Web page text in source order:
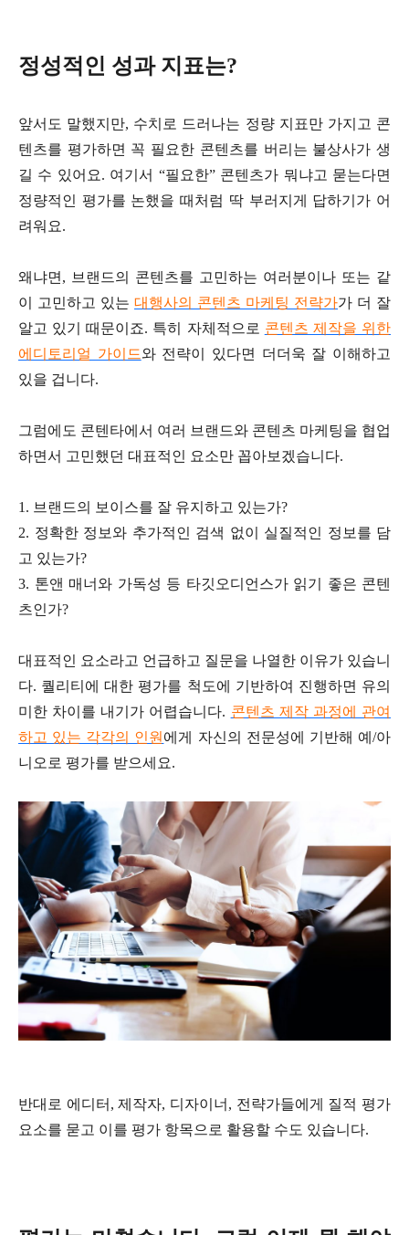
정성적인 성과 지표는?
앞서도 말했지만, 수치로 드러나는 정량 지표만 가지고 콘
텐츠를 평가하면 꼭 필요한 콘텐츠를 버리는 불상사가 생
길 수 있어요. 여기서 “필요한” 콘텐츠가 뭐냐고 묻는다면
정량적인 평가를 논했을 때처럼 딱 부러지게 답하기가 어
려워요.
왜냐면, 브랜드의 콘텐츠를 고민하는 여러분이나 또는 같
이 고민하고 있는 대행사의 콘텐츠 마케팅 전략가가 더 잘
알고 있기 때문이죠. 특히 자체적으로 콘텐츠 제작을 위한
에디토리얼 가이드와 전략이 있다면 더더욱 잘 이해하고
있을 겁니다.
그럼에도 콘텐타에서 여러 브랜드와 콘텐츠 마케팅을 협업
하면서 고민했던 대표적인 요소만 꼽아보겠습니다.
1. 브랜드의 보이스를 잘 유지하고 있는가?
2. 정확한 정보와 추가적인 검색 없이 실질적인 정보를 담
고 있는가?
3. 톤앤 매너와 가독성 등 타깃오디언스가 읽기 좋은 콘텐
츠인가?
대표적인 요소라고 언급하고 질문을 나열한 이유가 있습니
다. 퀄리티에 대한 평가를 척도에 기반하여 진행하면 유의
미한 차이를 내기가 어렵습니다. 콘텐츠 제작 과정에 관여
하고 있는 각각의 인원 에게 자신의 전문성에 기반해 예/아
니오로 평가를 받으세요.
반대로 에디터, 제작자, 디자이너, 전략가들에게 질적 평가
요소를 묻고 이를 평가 항목으로 활용할 수도 있습니다.